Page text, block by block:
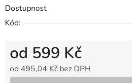
Dostupnost
Kód:
od 599 Kč
od 495,04 Kč bez DPH